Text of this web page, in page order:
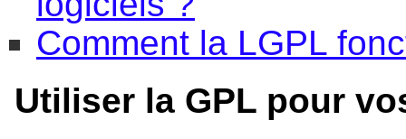
Comment la LGPL
Utiliser la GPL pour